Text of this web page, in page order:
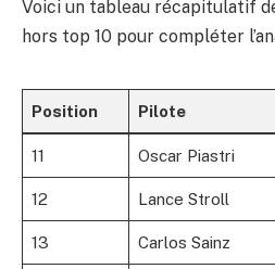
Voici un tableau récapitulatif
hors top 10 pour compléter
Position Pilote
11 Oscar Piastri
12 Lance Stroll
13 Carlos Sainz